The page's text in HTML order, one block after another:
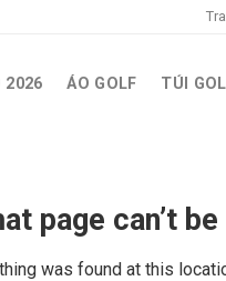
2026 ÁO GOLF TÚI
page can’t
was found at this